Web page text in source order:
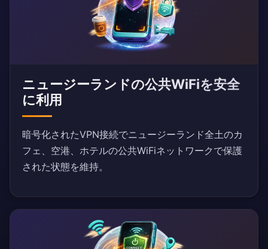
ニュージーランドの公共WiFiを安全
に利用
暗号化されたVPN接続でニュージーランド全土のカ
フェ、空港、ホテルの公共WiFiネットワークで保護
された状態を維持。